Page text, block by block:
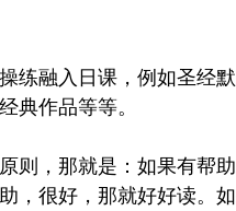
练融入日课，例如圣经
典作品等等。
则，那就是：如果有帮
，很好，那就好好读。